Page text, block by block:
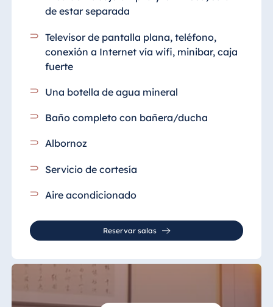
de estar separada
Televisor de pantalla plana, teléfono,
conexión a Internet vía wifi, minibar, caja
fuerte
Una botella de agua mineral
Baño completo con bañera/ducha
Albornoz
Servicio de cortesía
Aire acondicionado
Reservar salas